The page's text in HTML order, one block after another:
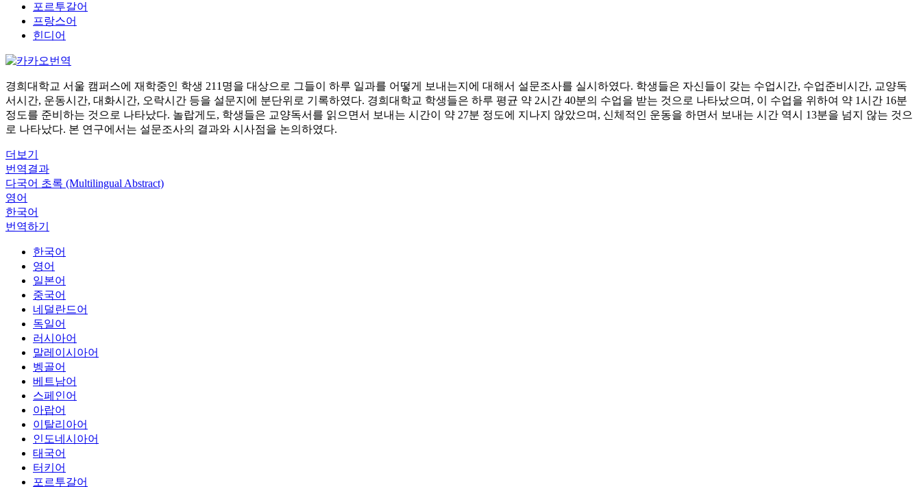
포르투갈어
프랑스어
힌디어
경희대학교 서울 캠퍼스에 재학중인 학생 211명을 대상으로 그들이 하루 일과를 어떻게 보내는지에 대해서 설문조사를 실시하였다. 학생들은 자신들이 갖는 수업시간, 수업준비시간, 교양독
서시간, 운동시간, 대화시간, 오락시간 등을 설문지에 분단위로 기록하였다. 경희대학교 학생들은 하루 평균 약 2시간 40분의 수업을 받는 것으로 나타났으며, 이 수업을 위하여 약 1시간 16분
정도를 준비하는 것으로 나타났다. 놀랍게도, 학생들은 교양독서를 읽으면서 보내는 시간이 약 27분 정도에 지나지 않았으며, 신체적인 운동을 하면서 보내는 시간 역시 13분을 넘지 않는 것으
로 나타났다. 본 연구에서는 설문조사의 결과와 시사점을 논의하였다.
더보기
번역결과
다국어 초록 (Multilingual Abstract)
영어
한국어
번역하기
한국어
영어
일본어
중국어
네덜란드어
독일어
러시아어
말레이시아어
벵골어
베트남어
스페인어
아랍어
이탈리아어
인도네시아어
태국어
터키어
포르투갈어